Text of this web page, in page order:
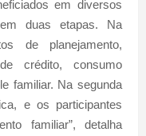
em diversos
duas etapas. Na
de planejamento,
crédito, consumo
familiar. Na segunda
e os participantes
familiar”, detalha